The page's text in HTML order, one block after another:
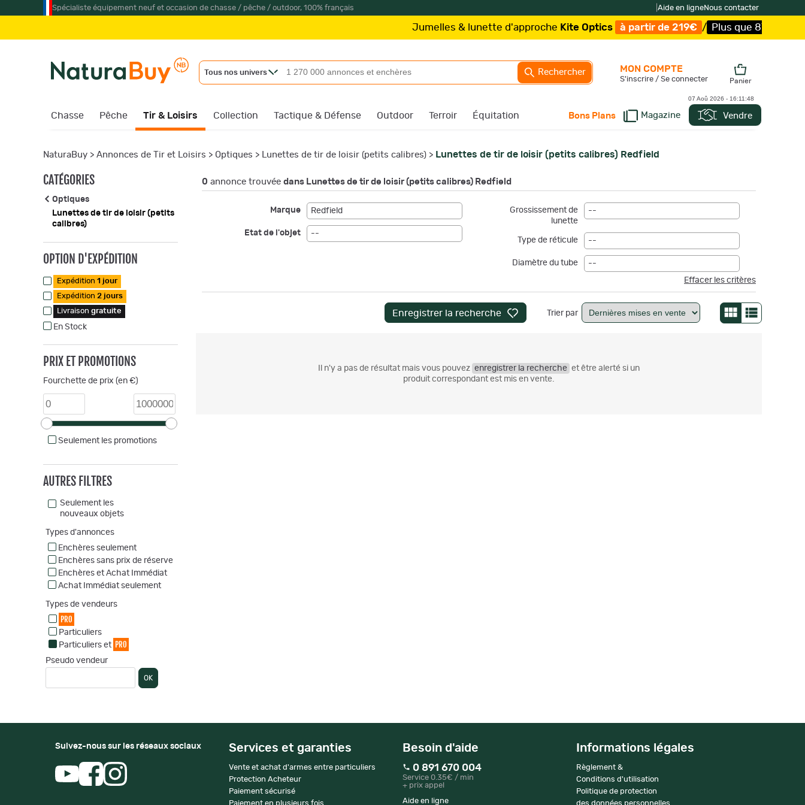
Spécialiste équipement neuf et occasion de chasse / pêche / outdoor, 100% français Aide en ligneNous contacter
Jumelles & lunette d'approcheKite Optics à partir de 219€ / Plus que 87 exemplaires
Tous nos univers Rechercher
Chasse Pêche Tir & Loisirs Collection Tactique & Défense Outdoor Terroir Équitation Bons Plans Magazine Vendre
MON COMPTE
S'inscrire / Se connecter Panier
07 Aoû 2026 - 16:11:48
NaturaBuy > Annonces de Tir et Loisirs > Optiques > Lunettes de tir de loisir (petits calibres) > Lunettes de tir de loisir (petits calibres) Redfield
CATÉGORIES
Optiques
Lunettes de tir de loisir (petits
calibres)
OPTION D'EXPÉDITION
Expédition 1 jour
Expédition 2 jours
Livraison gratuite
En Stock
PRIX ET PROMOTIONS
Fourchette de prix (en €)
Seulement les promotions
AUTRES FILTRES
Seulement les
nouveaux objets
Types d'annonces
Enchères seulement
Enchères sans prix de réserve
Enchères et Achat Immédiat
Achat Immédiat seulement
Types de vendeurs
PRO
Particuliers
Particuliers et PRO
Pseudo vendeur
OK
0 annonce trouvée dans Lunettes de tir de loisir (petits calibres) Redfield
Marque Redfield
Etat de l'objet --
Grossissement de
lunette
--
Type de réticule --
Diamètre du tube
--
Effacer les critères
Enregistrer la recherche Trier par
Il n'y a pas de résultat mais vous pouvez enregistrer la recherche et être alerté si un
produit correspondant est mis en vente.
Suivez-nous sur les réseaux sociaux Services et garanties
Vente et achat d'armes entre particuliers
Protection Acheteur
Paiement sécurisé
Paiement en plusieurs fois
Besoin d'aide
0 891 670 004
Service 0.35€ / min
+ prix appel
Aide en ligne
Informations légales
Règlement &
Conditions d'utilisation
Politique de protection
des données personnelles